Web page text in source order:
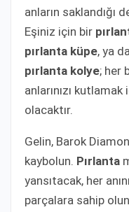
anların saklandığı
Eşiniz için bir
pırlanta küpe, ya
pırlanta kolye; her
anlarınızı
olacaktır.
Gelin, Barok
kaybolun. Pırlanta
yansıtacak, her
parçalara sahip olun.